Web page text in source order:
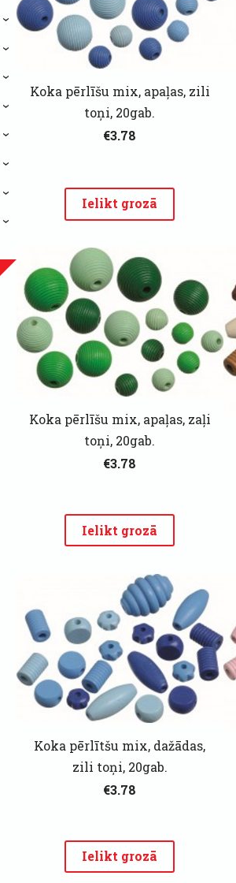
›
›
›
›
›
›
›
›
Koka pērlīšu mix, apaļas, zili
toņi, 20gab.
€3.78
Ielikt grozā
Koka pērlīšu mix, apaļas, zaļi
toņi, 20gab.
€3.78
Ielikt grozā
Koka pērlītšu mix, dažādas,
zili toņi, 20gab.
€3.78
Ielikt grozā